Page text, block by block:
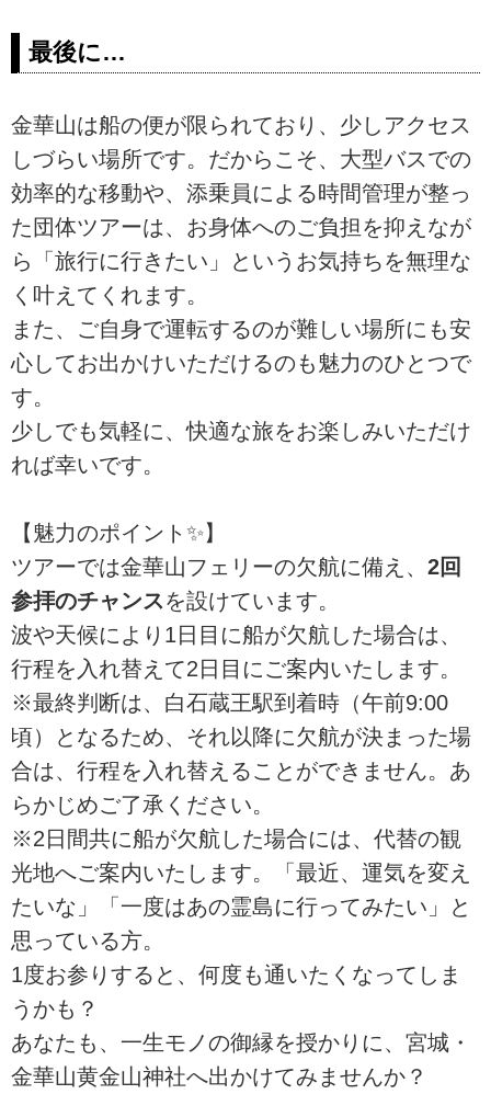
最後に…
金華山は船の便が限られており、少しアクセス
しづらい場所です。だからこそ、大型バスでの
効率的な移動や、添乗員による時間管理が整っ
た団体ツアーは、お身体へのご負担を抑えなが
ら「旅行に行きたい」というお気持ちを無理な
く叶えてくれます。
また、ご自身で運転するのが難しい場所にも安
心してお出かけいただけるのも魅力のひとつで
す。
少しでも気軽に、快適な旅をお楽しみいただけ
れば幸いです。
【魅力のポイント✨】
ツアーでは金華山フェリーの欠航に備え、 2回
参拝のチャンスを設けています。
波や天候により1日目に船が欠航した場合は、
行程を入れ替えて2日目にご案内いたします。
※最終判断は、白石蔵王駅到着時（午前9:00
頃）となるため、それ以降に欠航が決まった場
合は、行程を入れ替えることができません。あ
らかじめご了承ください。
※2日間共に船が欠航した場合には、代替の観
光地へご案内いたします。「最近、運気を変え
たいな」「一度はあの霊島に行ってみたい」と
思っている方。
1度お参りすると、何度も通いたくなってしま
うかも？
あなたも、一生モノの御縁を授かりに、宮城・
金華山黄金山神社へ出かけてみませんか？